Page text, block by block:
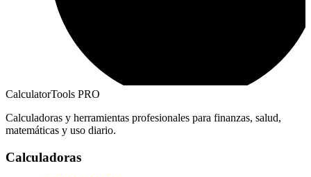
CalculatorTools PRO
Calculadoras y herramientas profesionales para finanzas, salud,
matemáticas y uso diario.
Calculadoras